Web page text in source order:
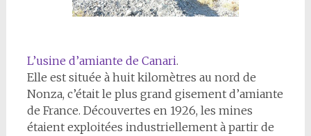
L’usine d’amiante de Canari.
Elle est située à huit kilomètres au nord de
Nonza, c’était le plus grand gisement d’amiante
de France. Découvertes en 1926, les mines
étaient exploitées industriellement à partir de